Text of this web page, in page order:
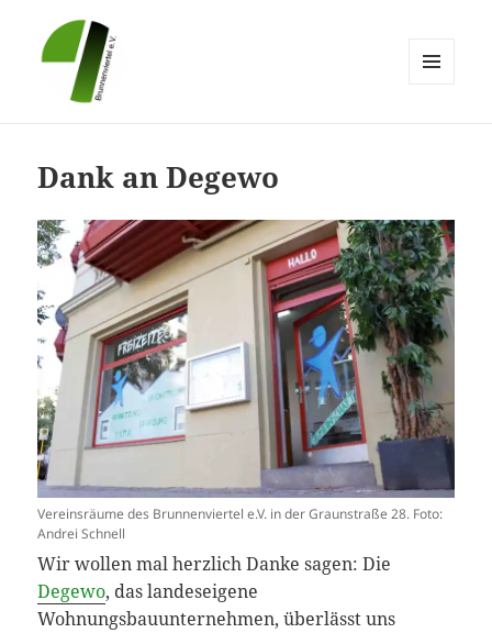
Dank an Degewo
Vereinsräume des Brunnenviertel e.V. in der Graunstraße 28. Foto:
Andrei Schnell
Wir wollen mal herzlich Danke sagen: Die
Degewo, das landeseigene
Wohnungsbauunternehmen, überlässt uns